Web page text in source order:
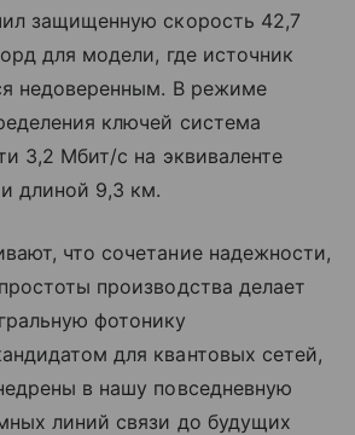
защищенную скорость 42,7
для модели, где источник
недоверенным. В режиме
ключей система
3,2 Мбит/с на эквиваленте
длиной 9,3 км.
что сочетание надежности,
производства делает
фотонику
для квантовых сетей,
в нашу повседневную
линий связи до будущих